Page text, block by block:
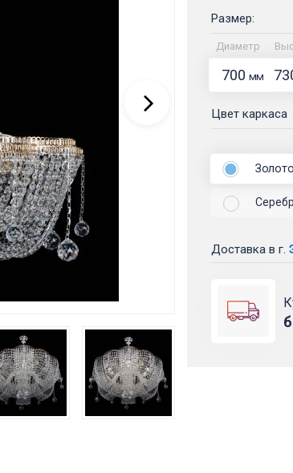
Размер:
Диаметр
700мм
Цвет каркаса
Золото
Доставка в г.